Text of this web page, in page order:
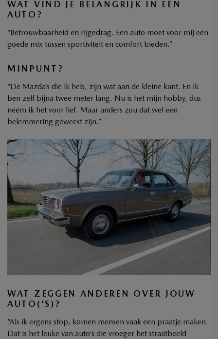
WAT VIND JE BELANGRIJK IN EEN
AUTO?
“Betrouwbaarheid en rijgedrag. Een auto moet voor mij een
goede mix tussen sportiviteit en comfort bieden.”
MINPUNT?
“De Mazda’s die ik heb, zijn wat aan de kleine kant. En ik
ben zelf bijna twee meter lang. Nu is het mijn hobby, dus
neem ik het voor lief. Maar anders zou dat wel een
belemmering geweest zijn.”
WAT ZEGGEN ANDEREN OVER JOUW
AUTO(‘S)?
“Als ik ergens stop, komen mensen vaak een praatje maken.
Dat is het leuke van auto’s die vroeger het straatbeeld